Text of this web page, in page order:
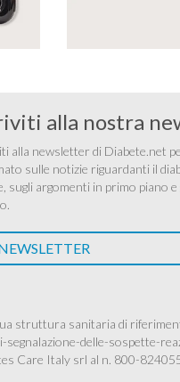
alla nostra
alla newsletter di Diabete.net
sulle notizie riguardanti il
sugli argomenti in primo piano
struttura sanitaria di
delle-sospette-
Care Italy srl al n. 800-